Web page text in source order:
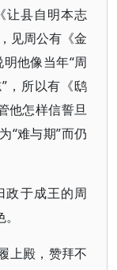
让县自明本志
见周公有《金
他像当年“周
，所以有《鸱
他怎样信誓旦
“难与期”而仍
政于成王的周
上殿，赞拜不